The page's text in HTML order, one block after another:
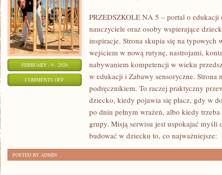
FEBRUARY - 9 - 2026
COMMENTS OFFON
PRZEDSZKOLE NA 5 – portal o
nauczyciele oraz osoby wspierające
inspiracje. Strona skupia się na typowych
wejściem w nową rutynę, nastrojami,
nabywaniem kompetencji w wieku
w edukacji i Zabawy sensoryczne. Strona
podręcznikiem. To raczej praktyczny
dziecko, kiedy pojawia się płacz, gdy w
po dniu pełnym wrażeń, albo kiedy
grupy. Misją serwisu jest uspokajać myśli
budować w dziecku to, co najważniejsze:
POSTED BY ADMIN